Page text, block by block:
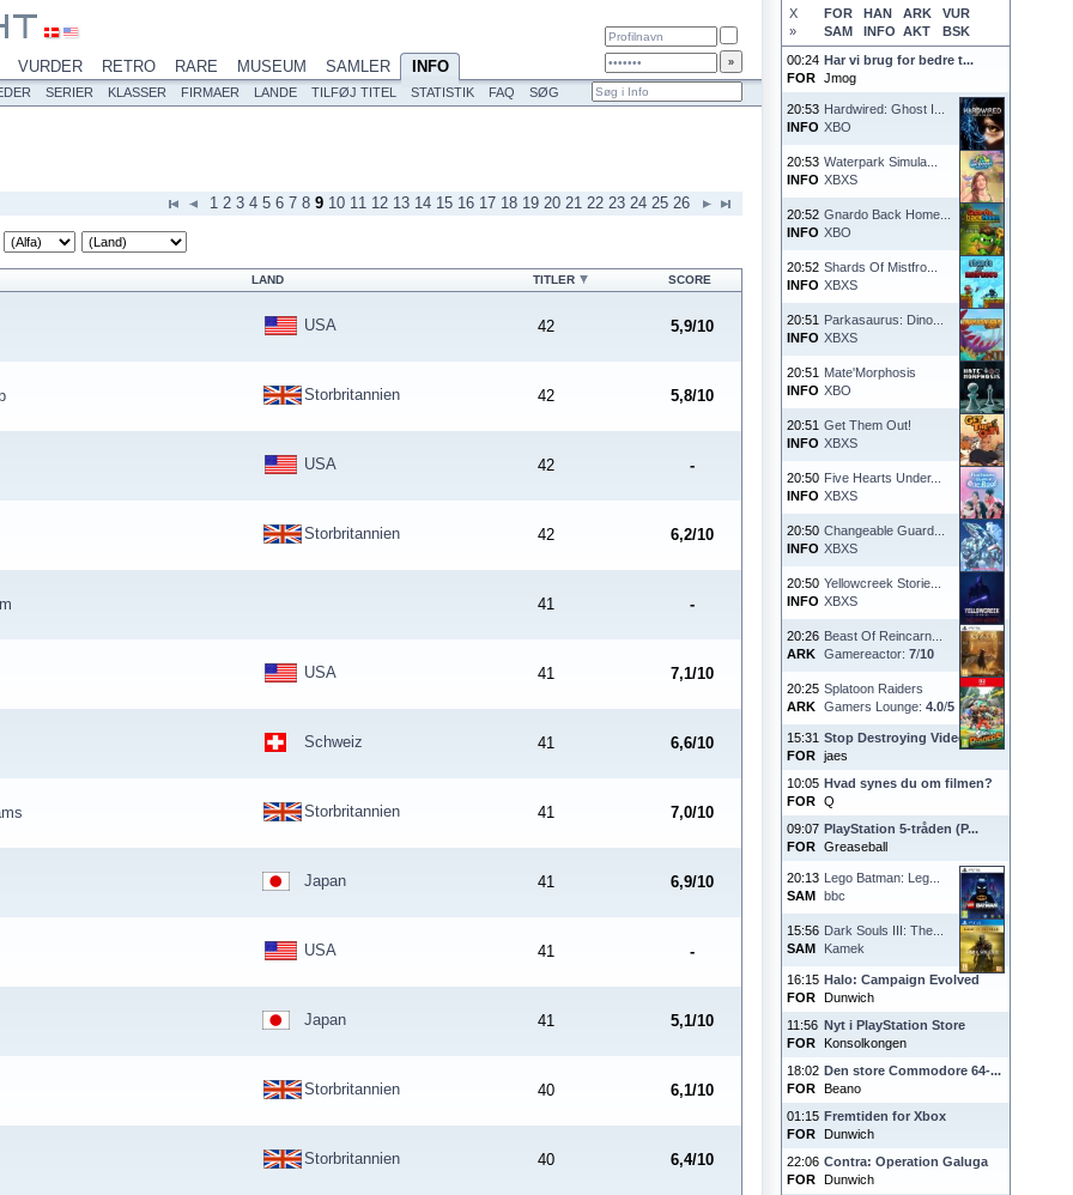
X FOR HAN ARK
VUR
»
SAM INFO AKT
BSK
00:24
FOR
Har vi brug for bedre t...
Jmog
20:53
INFO
Hardwired: Ghost I...
XBO
20:53
INFO
Waterpark Simula...
XBXS
20:52
INFO
Gnardo Back Home...
XBO
20:52
INFO
Shards Of Mistfro...
XBXS
20:51
INFO
Parkasaurus: Dino...
XBXS
20:51
INFO
Mate'Morphosis
XBO
20:51
INFO
Get Them Out!
XBXS
20:50
INFO
Five Hearts Under...
XBXS
20:50
INFO
Changeable Guard...
XBXS
20:50
INFO
Yellowcreek Storie...
XBXS
20:26
ARK
Beast Of Reincarn...
Gamereactor: 7/10
20:25
ARK
Splatoon Raiders
Gamers Lounge: 4.0/5
15:31
FOR
Stop Destroying Videoga...
jaes
10:05
FOR
Hvad synes du om filmen?
Q
09:07
FOR
PlayStation 5-tråden (P...
Greaseball
20:13
SAM
Lego Batman: Leg...
bbc
15:56
SAM
Dark Souls III: The...
Kamek
16:15
FOR
Halo: Campaign Evolved
Dunwich
11:56
FOR
Nyt i PlayStation Store
Konsolkongen
18:02
FOR
Den store Commodore 64-...
Beano
01:15
FOR
Fremtiden for Xbox
Dunwich
22:06
FOR
Contra: Operation Galuga
Dunwich
VURDER RETRO RARE MUSEUM SAMLER INFO
SERIER KLASSER FIRMAER LANDE TILFØJ TITEL STATISTIK FAQ SØG
1 2 3 4 5 6 7 8 9 10 11 12 13 14 15 16 17 18 19 20 21 22 23 24 25 26
LAND TITLER SCORE
USA 42 5,9/10
Storbritannien 42 5,8/10
USA 42 -
Storbritannien 42 6,2/10
41 -
USA 41 7,1/10
Schweiz 41 6,6/10
Storbritannien 41 7,0/10
Japan 41 6,9/10
USA 41 -
Japan 41 5,1/10
Storbritannien 40 6,1/10
Storbritannien 40 6,4/10